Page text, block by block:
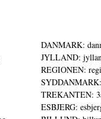
DANMARK:
JYLLAND:
REGIONEN:
TREKANTEN:
ESBJERG: